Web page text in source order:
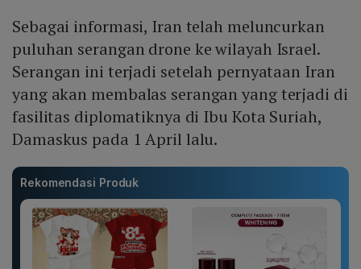
Sebagai informasi, Iran telah meluncurkan
puluhan serangan drone ke wilayah Israel.
Serangan ini terjadi setelah pernyataan Iran
yang akan membalas serangan yang terjadi di
fasilitas diplomatiknya di Ibu Kota Suriah,
Damaskus pada 1 April lalu.
Rekomendasi Produk